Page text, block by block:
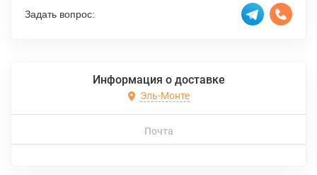
Задать вопрос:
Информация о доставке
Эль-Монте
Почта